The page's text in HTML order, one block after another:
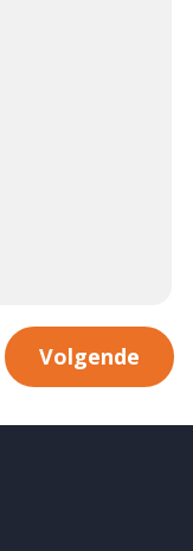
Volgende